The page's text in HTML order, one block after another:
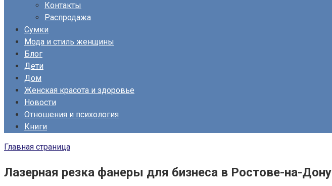
Контакты
Распродажа
Сумки
Мода и стиль женщины
Блог
Дети
Дом
Женская красота и здоровье
Новости
Отношения и психология
Книги
Главная страница
Лазерная резка фанеры для бизнеса в Ростове-на-Дону